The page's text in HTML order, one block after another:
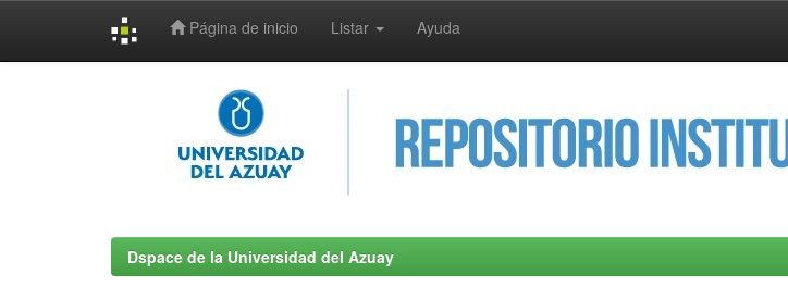
Página de inicio Listar Ayuda
Dspace de la Universidad del Azuay